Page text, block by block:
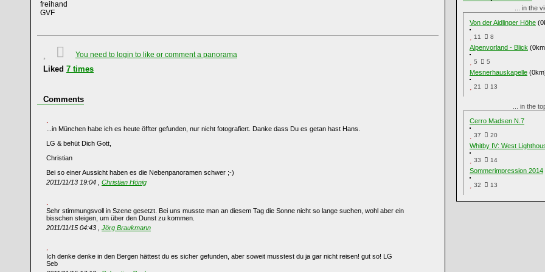
freihand
GVF
You need to login to like or comment a panorama
Liked 7 times
Comments
...in München habe ich es heute öffter gefunden, nur nicht fotografiert. Danke dass Du es getan hast Hans.
LG & behüt Dich Gott,
Christian
Bei so einer Aussicht haben es die Nebenpanoramen schwer ;-)
2011/11/13 19:04 , Christian Hönig
Sehr stimmungsvoll in Szene gesetzt. Bei uns musste man an diesem Tag die Sonne nicht so lange suchen, wohl aber ein
bisschen steigen, um über den Dunst zu kommen.
2011/11/15 04:43 , Jörg Braukmann
Ich denke denke in den Bergen hättest du es sicher gefunden, aber soweit musstest du ja gar nicht reisen! gut so! LG
Seb
... in the
Von der Aidlinger Höhe
11 8
Alpenvorland - Blick
5 5
Mesnerhauskapelle
21 13
... in the
Cerro Madsen N.7
37 20
Whitby IV: West
33 14
Sommerimpression 2014
32 13